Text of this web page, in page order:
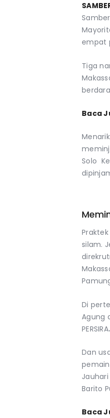
empat
Tiga
Baca
Solo
silam.
Di
Agung
Dan
Jauhari
Barito
Baca